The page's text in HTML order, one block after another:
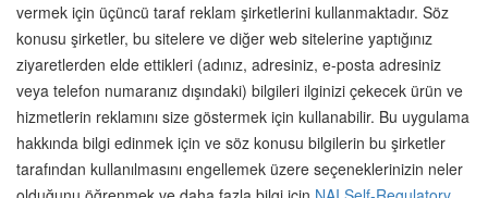
vermek için üçüncü taraf reklam şirketlerini kullanmaktadır. Söz
konusu şirketler, bu sitelere ve diğer web sitelerine yaptığınız
ziyaretlerden elde ettikleri (adınız, adresiniz, e-posta adresiniz
veya telefon numaranız dışındaki) bilgileri ilginizi çekecek ürün ve
hizmetlerin reklamını size göstermek için kullanabilir. Bu uygulama
hakkında bilgi edinmek için ve söz konusu bilgilerin bu şirketler
tarafından kullanılmasını engellemek üzere seçeneklerinizin neler